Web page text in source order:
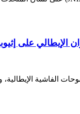
على إثيوبيا
الفاشية